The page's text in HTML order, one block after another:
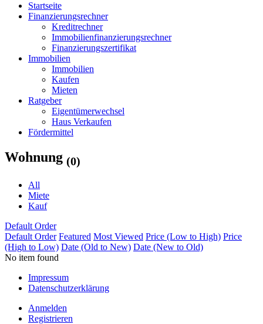
Startseite
Finanzierungsrechner
Kreditrechner
Immobilienfinanzierungsrechner
Finanzierungszertifikat
Immobilien
Immobilien
Kaufen
Mieten
Ratgeber
Eigentümerwechsel
Haus Verkaufen
Fördermittel
Wohnung (0)
All
Miete
Kauf
Default Order
Default Order Featured Most Viewed Price (Low to High) Price
(High to Low) Date (Old to New) Date (New to Old)
No item found
Impressum
Datenschutzerklärung
Anmelden
Registrieren